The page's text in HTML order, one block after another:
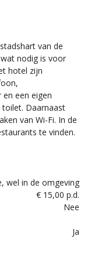
van de
nodig is voor
hotel zijn
een eigen
Daarnaast
van Wi-Fi. In de
te vinden.
wel in de omgeving
€ 15,00 p.d.
Nee
Ja